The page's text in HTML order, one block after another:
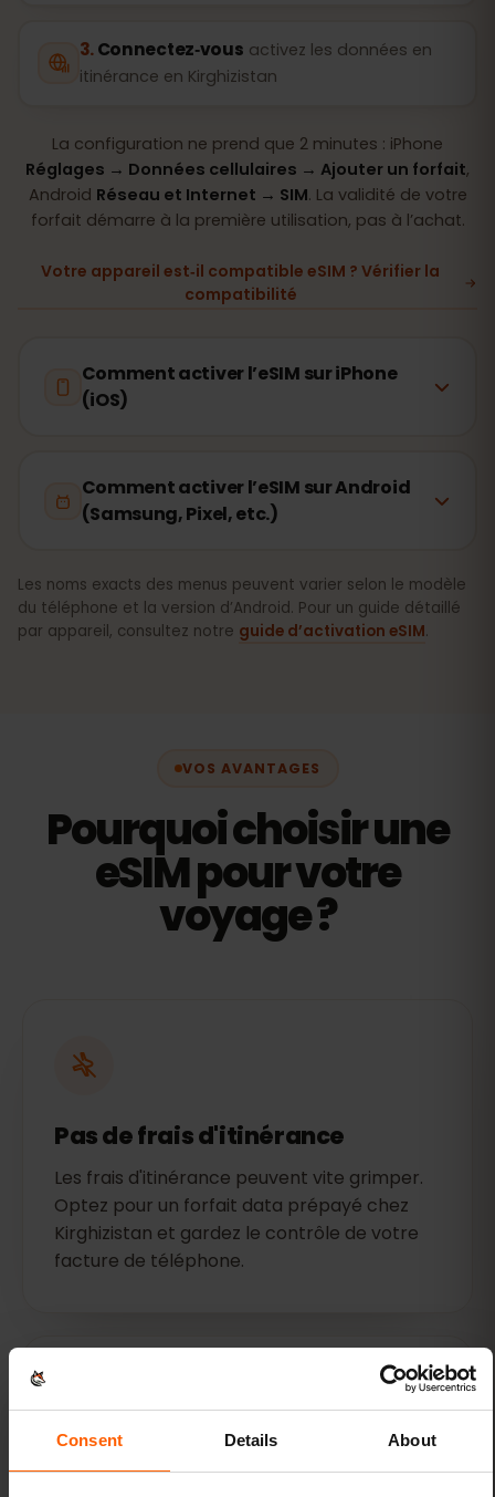
Consent Details About
Connectez‑vous activez les données en
itinérance en Kirghizistan
La configuration ne prend que 2 minutes : iPhone
Réglages → Données cellulaires → Ajouter un forfait,
Android Réseau et Internet → SIM. La validité de votre
forfait démarre à la première utilisation, pas à l’achat.
Votre appareil est‑il compatible eSIM ? Vérifier la
compatibilité
Comment activer l’eSIM sur iPhone
(iOS)
Comment activer l’eSIM sur Android
(Samsung, Pixel, etc.)
Les noms exacts des menus peuvent varier selon le modèle
du téléphone et la version d’Android. Pour un guide détaillé
par appareil, consultez notre guide d’activation eSIM.
VOS AVANTAGES
Pourquoi choisir une
eSIM pour votre
voyage ?
Pas de frais d'itinérance
Les frais d'itinérance peuvent vite grimper.
Optez pour un forfait data prépayé chez
Kirghizistan et gardez le contrôle de votre
facture de téléphone.
Connectez-vous en quelques